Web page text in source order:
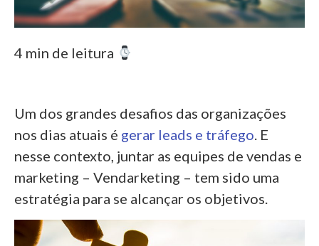
4 min de leitura
Um dos grandes desafios das organizações
nos dias atuais é gerar leads e tráfego . E
nesse contexto, juntar as equipes de vendas e
marketing – Vendarketing – tem sido uma
estratégia para se alcançar os objetivos.